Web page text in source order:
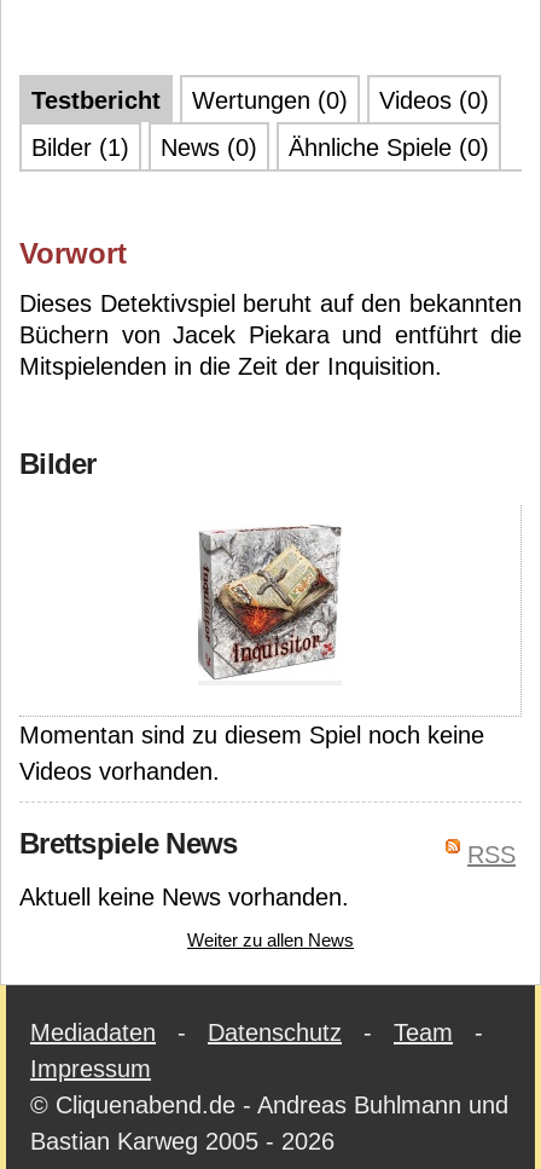
Testbericht Wertungen (0)
Videos (0)
Bilder (1)
News (0) Ähnliche Spiele (0)
Vorwort
Dieses Detektivspiel beruht auf den bekannten
Büchern von Jacek Piekara und entführt die
Mitspielenden in die Zeit der Inquisition.
Bilder
Momentan sind zu diesem Spiel noch keine
Videos vorhanden.
RSS
Brettspiele News
Aktuell keine News vorhanden.
Weiter zu allen News
Mediadaten - Datenschutz - Team -
Impressum
© Cliquenabend.de - Andreas Buhlmann und
Bastian Karweg 2005 - 2026